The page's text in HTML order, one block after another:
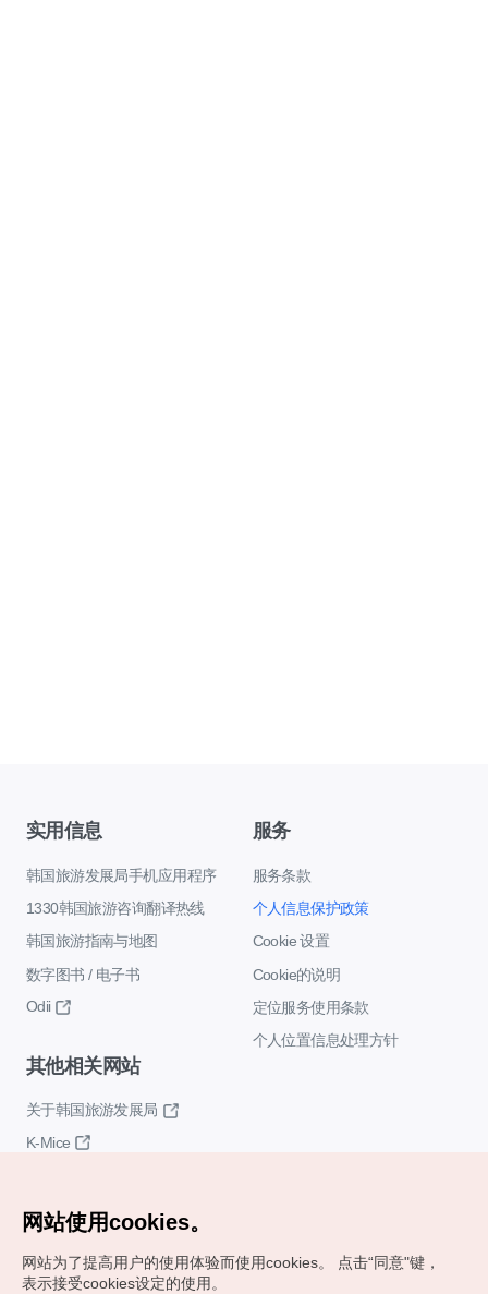
实用信息
韩国旅游发展局手机应用程序
1330韩国旅游咨询翻译热线
韩国旅游指南与地图
数字图书 / 电子书
Odii
服务
服务条款
个人信息保护政策
Cookie 设置
Cookie的说明
定位服务使用条款
个人位置信息处理方针
其他相关网站
关于韩国旅游发展局
K-Mice
网站使用cookies。
网站为了提高用户的使用体验而使用cookies。
点击“同意"键，
表示接受cookies设定的使用。